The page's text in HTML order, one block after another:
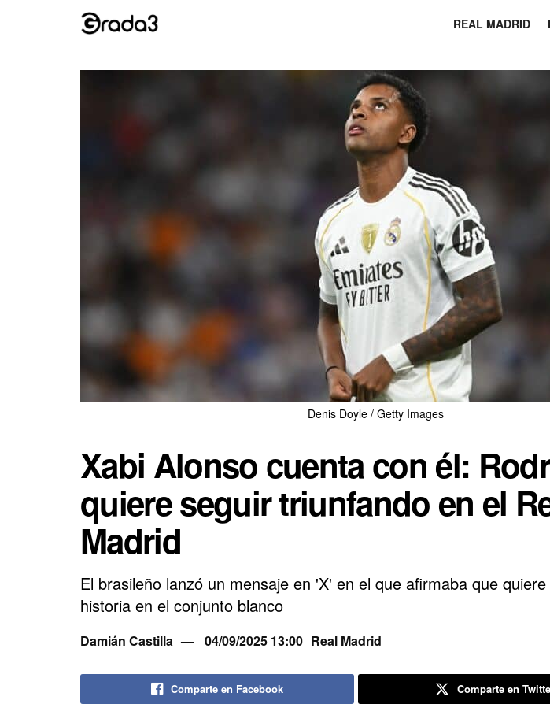
REAL MADRID
Denis Doyle / Getty Images
Xabi Alonso cuenta con él:
quiere seguir triunfando en el
Madrid
El brasileño lanzó un mensaje en 'X' en el que afirmaba que
historia en el conjunto blanco
Damián Castilla 04/09/2025 13:00 Real Madrid
Comparte en Facebook Comparte en